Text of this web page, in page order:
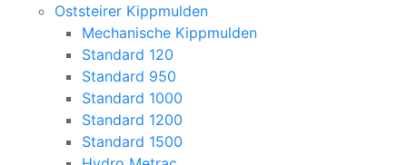
Oststeirer Kippmulden
Mechanische Kippmulden
Standard 120
Standard 950
Standard 1000
Standard 1200
Standard 1500